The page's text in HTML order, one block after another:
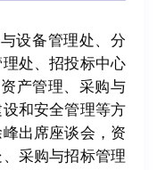
设备管理处、分
处、招投标中心
产管理、采购与
和安全管理等方
出席座谈会，资
采购与招标管理